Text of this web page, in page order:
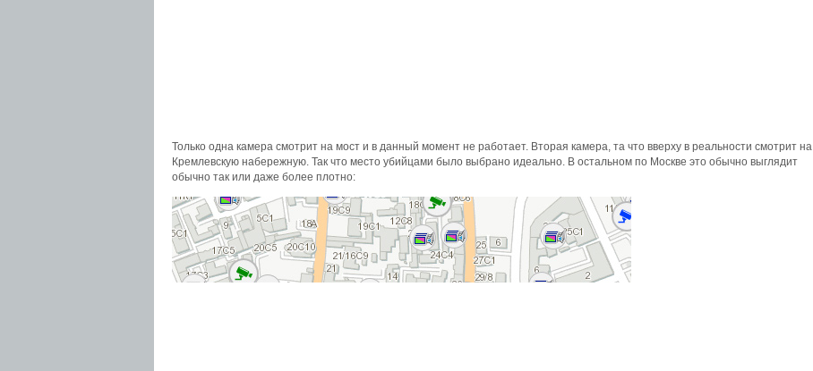
Только одна камера смотрит на мост и в данный момент не работает. Вторая камера, та что вверху в реальности смотрит на
Кремлевскую набережную. Так что место убийцами было выбрано идеально. В остальном по Москве это обычно выглядит
обычно так или даже более плотно: